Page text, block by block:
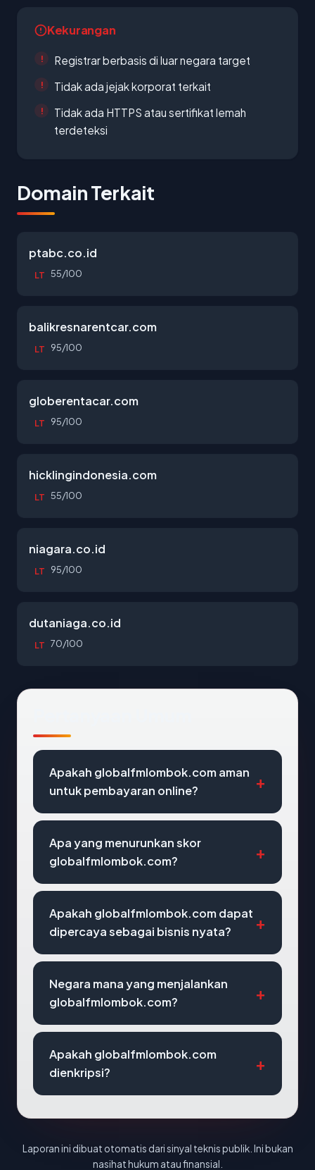
Kekurangan
Registrar berbasis di luar negara target
Tidak ada jejak korporat terkait
Tidak ada HTTPS atau sertifikat lemah
terdeteksi
Domain Terkait
ptabc.co.id
LT 55/100
balikresnarentcar.com
LT 95/100
globerentacar.com
LT 95/100
hicklingindonesia.com
LT 55/100
niagara.co.id
LT 95/100
dutaniaga.co.id
LT 70/100
Apakah globalfmlombok.com aman
untuk pembayaran online?
Apa yang menurunkan skor
globalfmlombok.com?
Apakah globalfmlombok.com dapat
dipercaya sebagai bisnis nyata?
Negara mana yang menjalankan
globalfmlombok.com?
Apakah globalfmlombok.com
dienkripsi?
Laporan ini dibuat otomatis dari sinyal teknis publik. Ini bukan
nasihat hukum atau finansial.